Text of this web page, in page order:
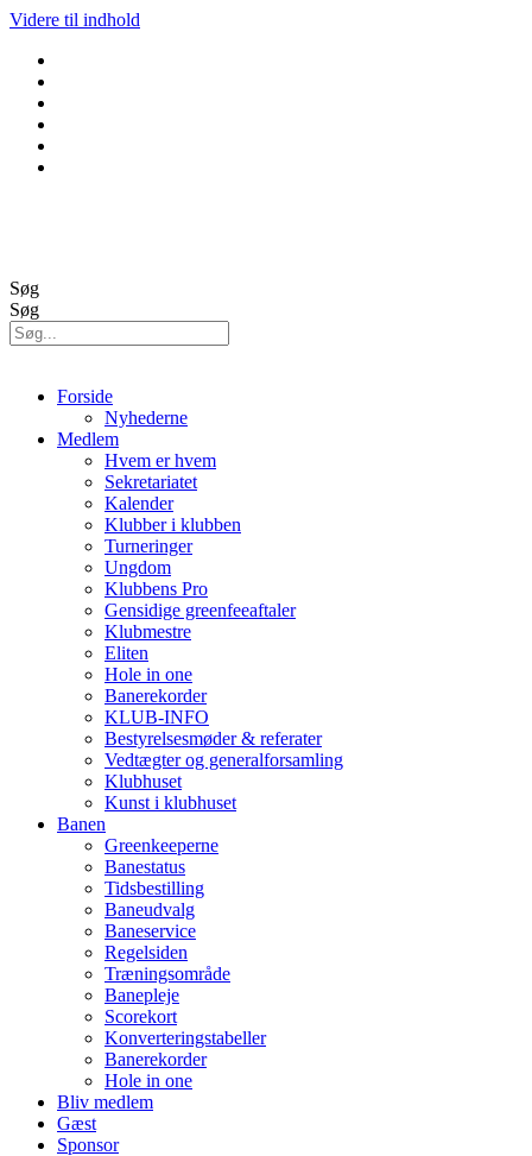
Videre til indhold
Søg
Søg
Forside
Nyhederne
Medlem
Hvem er hvem
Sekretariatet
Kalender
Klubber i klubben
Turneringer
Ungdom
Klubbens Pro
Gensidige greenfeeaftaler
Klubmestre
Eliten
Hole in one
Banerekorder
KLUB-INFO
Bestyrelsesmøder & referater
Vedtægter og generalforsamling
Klubhuset
Kunst i klubhuset
Banen
Greenkeeperne
Banestatus
Tidsbestilling
Baneudvalg
Baneservice
Regelsiden
Træningsområde
Banepleje
Scorekort
Konverteringstabeller
Banerekorder
Hole in one
Bliv medlem
Gæst
Sponsor